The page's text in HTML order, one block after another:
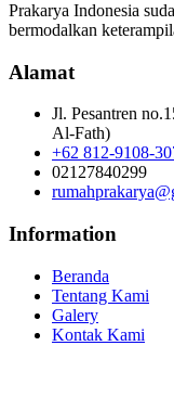
Prakarya Indonesia
bermodalkan
Alamat
Jl. Pesantren
Al-Fath)
+62 812-9108-
02127840299
Information
Beranda
Tentang Kami
Galery
Kontak Kami